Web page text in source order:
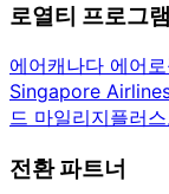
로열티 프로그램
에어캐나다 에어
Singapore
드 마일리지플러스
전환 파트너